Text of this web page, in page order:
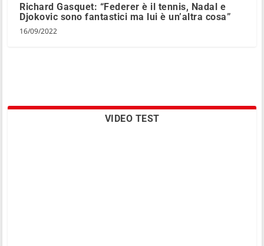
Richard Gasquet: “Federer è il tennis, Nadal e
Djokovic sono fantastici ma lui è un’altra cosa”
16/09/2022
VIDEO TEST